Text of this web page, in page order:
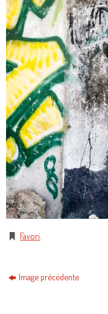
Favori
Image précédente